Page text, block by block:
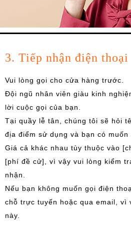
3. Tiếp nhận điện thoại
Vui lòng gọi cho cửa hàng trước.
Đội ngũ nhân viên giàu kinh
lời cuộc gọi của bạn.
Tại quầy lễ tân, chúng tôi sẽ hỏi
địa điểm sử dụng và bạn có
Giá cả khác nhau tùy thuộc vào
[phí đề cử], vì vậy vui lòng kiểm
nhận.
Nếu bạn không muốn gọi điện
chỗ trực tuyến hoặc qua email, vì
này.